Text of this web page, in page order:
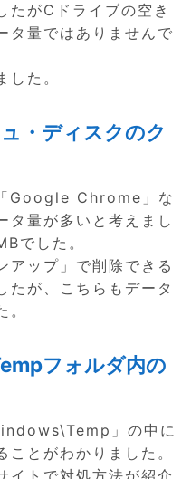
たがCドライブの空き
タ量ではありませんで
た。
・ディスクのク
Google Chrome」な
タ量が多いと考えまし
でした。
アップ」で削除できる
たが、こちらもデータ
フォルダ内の
」の中に
とがわかりました。